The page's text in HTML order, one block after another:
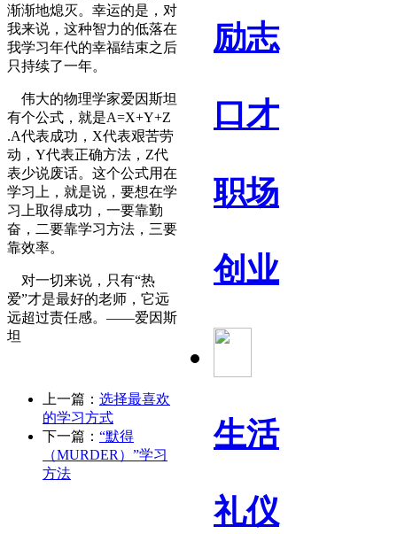
励志
口才
职场
创业
生活
礼仪
渐渐地熄灭。幸运的是，对
我来说，这种智力的低落在
我学习年代的幸福结束之后
只持续了一年。
伟大的物理学家爱因斯坦
有个公式，就是A=X+Y+Z
.A代表成功，X代表艰苦劳
动，Y代表正确方法，Z代
表少说废话。这个公式用在
学习上，就是说，要想在学
习上取得成功，一要靠勤
奋，二要靠学习方法，三要
靠效率。
对一切来说，只有“热
爱”才是最好的老师，它远
远超过责任感。——爱因斯
坦
上一篇： 选择最喜欢
的学习方式
下一篇： “默得
（MURDER）”学习
方法